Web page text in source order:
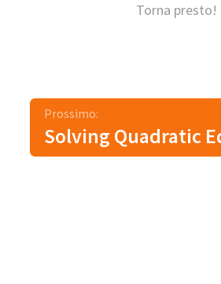
Torna presto!
Prossimo:
Solving Quadratic